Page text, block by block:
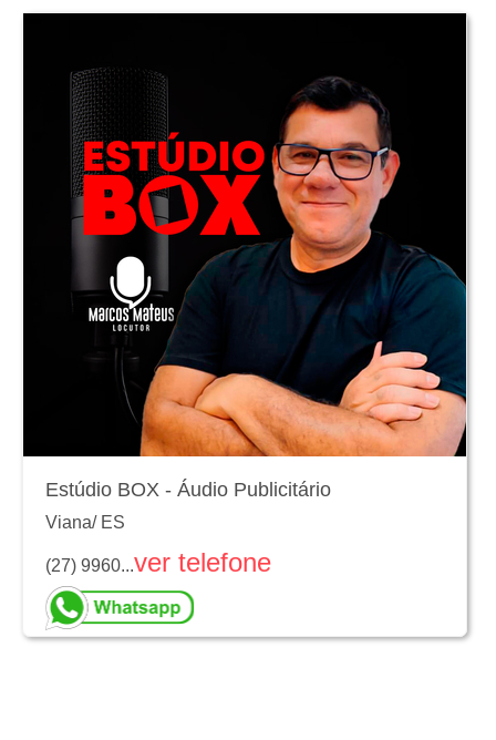
Estúdio BOX - Áudio Publicitário
Viana/ ES
(27) 9960...ver telefone